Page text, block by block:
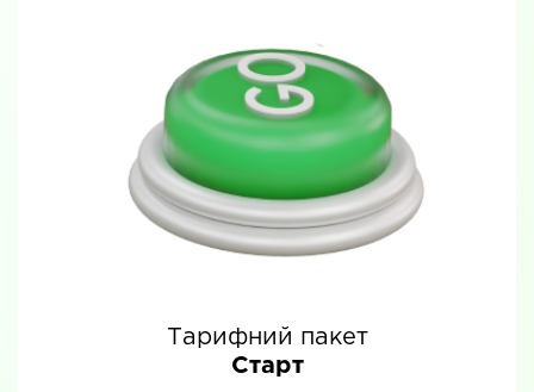
Тарифний пакет
Старт